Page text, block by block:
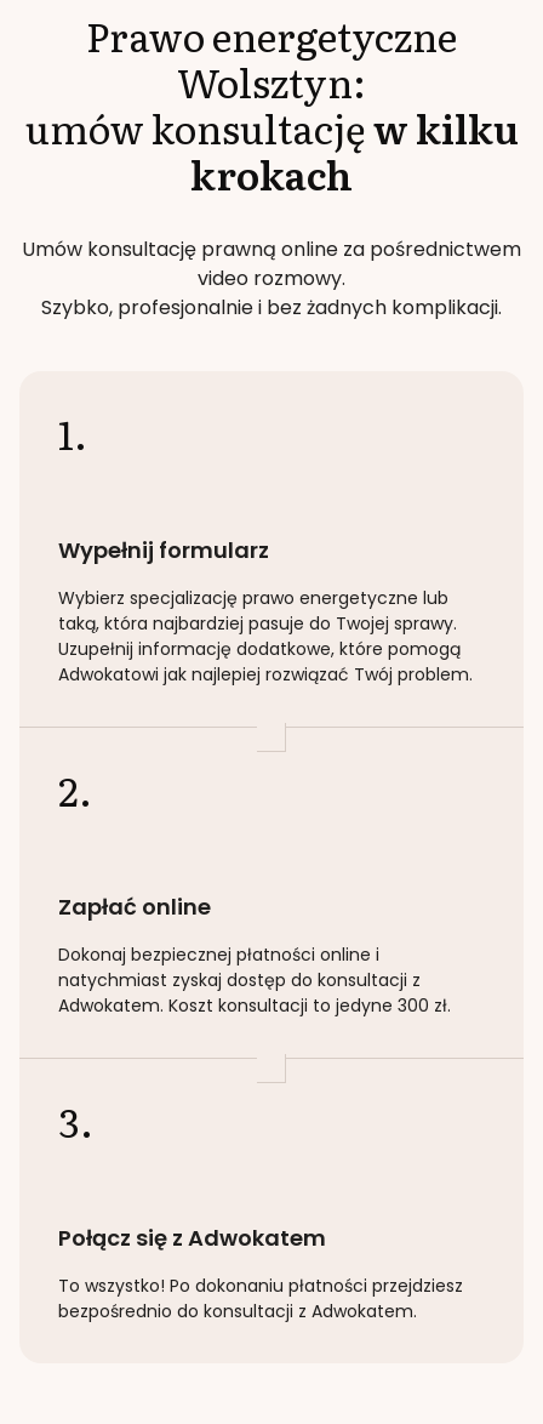
Prawo energetyczne
Wolsztyn:
umów konsultacjęw kilku
krokach
Umów konsultację prawną online za pośrednictwem
video rozmowy.
Szybko, profesjonalnie i bez żadnych komplikacji.
1.
Wypełnij formularz
Wybierz specjalizację prawo energetyczne lub
taką, która najbardziej pasuje do Twojej sprawy.
Uzupełnij informację dodatkowe, które pomogą
Adwokatowi jak najlepiej rozwiązać Twój problem.
2.
Zapłać online
Dokonaj bezpiecznej płatności online i
natychmiast zyskaj dostęp do konsultacji z
Adwokatem. Koszt konsultacji to jedyne 300 zł.
3.
Połącz się z Adwokatem
To wszystko! Po dokonaniu płatności przejdziesz
bezpośrednio do konsultacji z Adwokatem.